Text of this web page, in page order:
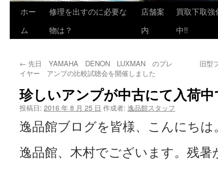
ホー
ム
修理を出すのに必要な
物は？
店舗案
内
買取下取強
中!!
← 先日 YAMAHA DENON LUXMAN のプレ
イヤー アンプの比較試聴会を開催しました
旧型
珍しいアンプが中古にて入荷
投稿日: 2016 年 8 月 25 日 作成者: 逸品館スタッフ
逸品館ブログを皆様、こんにちは
逸品館、木村でございます。残